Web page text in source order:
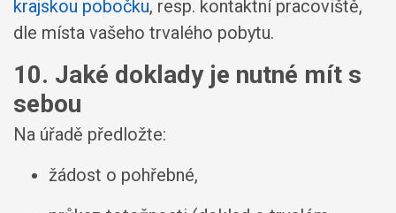
krajskou pobočku, resp. kontaktní pracoviště,
dle místa vašeho trvalého pobytu.
10. Jaké doklady je nutné mít s
sebou
Na úřadě předložte:
žádost o pohřebné,